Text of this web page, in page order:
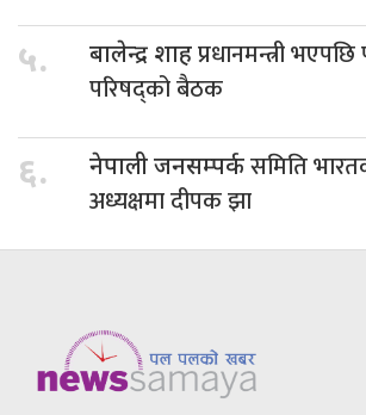
५. बालेन्द्र शाहप्रधानमन्त्री
परिषद्को बैठक
६. नेपाली जनसम्पर्कसमिति
अध्यक्षमा दीपक झा